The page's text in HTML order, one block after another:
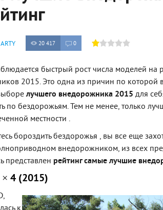
ARTY 20 417 0
быстрый рост числа моделей на
2015. Это одна из причин по которой
лучшего внедорожника 2015 для
по бездорожьям. Тем не менее, только
местности .
бороздить бездорожья , вы все еще
внедорожником, из всех
представлен рейтинг самые лучшие
× 4 (2015)